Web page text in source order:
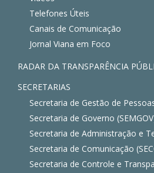
Telefones Úteis
Canais de Comunicação
Jornal Viana em Foco
RADAR DA TRANSPARÊNCIA
SECRETARIAS
Secretaria de Gestão de
Secretaria de Governo
Secretaria de Administração e
Secretaria de Comunicação
Secretaria de Controle e